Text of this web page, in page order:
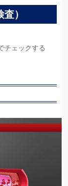
）
チェックする